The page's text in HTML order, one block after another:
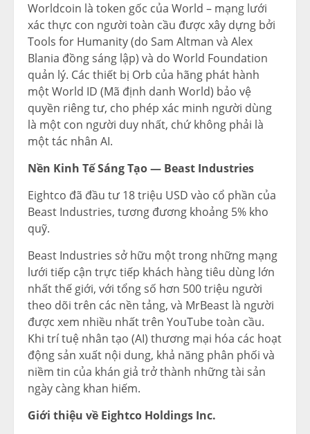
Worldcoin là token gốc của World – mạng lưới
xác thực con người toàn cầu được xây dựng bởi
Tools for Humanity (do Sam Altman và Alex
Blania đồng sáng lập) và do World Foundation
quản lý. Các thiết bị Orb của hãng phát hành
một World ID (Mã định danh World) bảo vệ
quyền riêng tư, cho phép xác minh người dùng
là một con người duy nhất, chứ không phải là
một tác nhân AI.
Nền Kinh Tế Sáng Tạo — Beast Industries
Eightco đã đầu tư 18 triệu USD vào cổ phần của
Beast Industries, tương đương khoảng 5% kho
quỹ.
Beast Industries sở hữu một trong những mạng
lưới tiếp cận trực tiếp khách hàng tiêu dùng lớn
nhất thế giới, với tổng số hơn 500 triệu người
theo dõi trên các nền tảng, và MrBeast là người
được xem nhiều nhất trên YouTube toàn cầu.
Khi trí tuệ nhân tạo (AI) thương mại hóa các hoạt
động sản xuất nội dung, khả năng phân phối và
niềm tin của khán giả trở thành những tài sản
ngày càng khan hiếm.
Giới thiệu về Eightco Holdings Inc.